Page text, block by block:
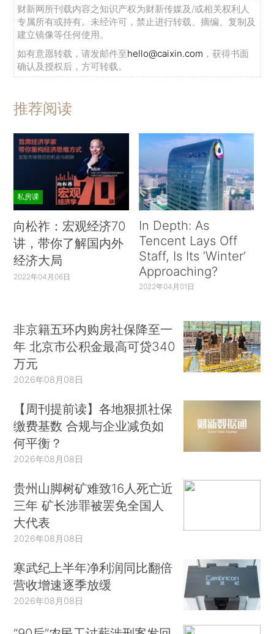
财新网所刊载内容之知识产权为财新传媒及/或相关权利人
专属所有或持有。未经许可，禁止进行转载、摘编、复制及
建立镜像等任何使用。
如有意愿转载，请发邮件至hello@caixin.com ，获得书面
确认及授权后，方可转载。
推荐阅读
私房课
向松祚：宏观经济70
讲，带你了解国内外
经济大局
2022年04月06日
In Depth: As
Tencent Lays Off
Staff, Is Its ‘Winter’
Approaching?
2022年04月01日
非京籍五环内购房社保降至一
年 北京市公积金最高可贷340
万元
2026年08月08日
【周刊提前读】各地狠抓社保
缴费基数 合规与企业减负如
何平衡？
2026年08月08日
贵州山脚树矿难致16人死亡近
三年 矿长涉罪被罢免全国人
大代表
2026年08月08日
寒武纪上半年净利润同比翻倍
营收增速逐季放缓
2026年08月08日